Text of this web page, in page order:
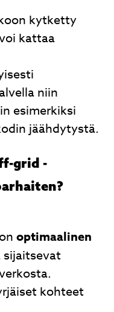
kytketty
kattaa
niin
esimerkiksi
jäähdytystä.
grid -
optimaalinen
sijaitsevat
kohteet